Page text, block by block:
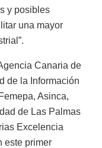
y posibles
una mayor
Canaria de
de la Información
Asinca,
de Las Palmas
Excelencia
este primer